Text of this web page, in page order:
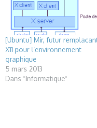
[Ubuntu] Mir, futur
X11 pour l’environnement
graphique
5 mars 2013
Dans "Informatique"